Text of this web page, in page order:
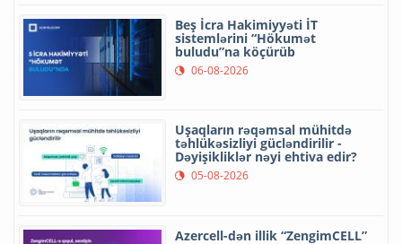
Beş İcra Hakimiyyəti İT
sistemlərini “Hökumət
buludu”na köçürüb
06-08-2026
Uşaqların rəqəmsal mühitdə
təhlükəsizliyi gücləndirilir -
Dəyişikliklər nəyi ehtiva edir?
05-08-2026
Azercell-dən illik “ZengimCELL”